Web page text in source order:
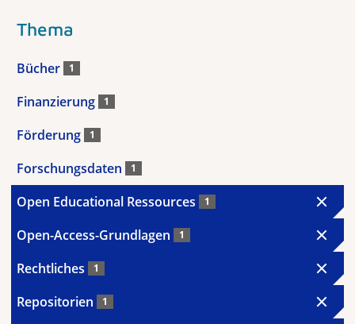
Thema
Bücher 1
Finanzierung 1
Förderung 1
Forschungsdaten 1
Open Educational Ressources 1
Open-Access-Grundlagen 1
Rechtliches 1
Repositorien 1